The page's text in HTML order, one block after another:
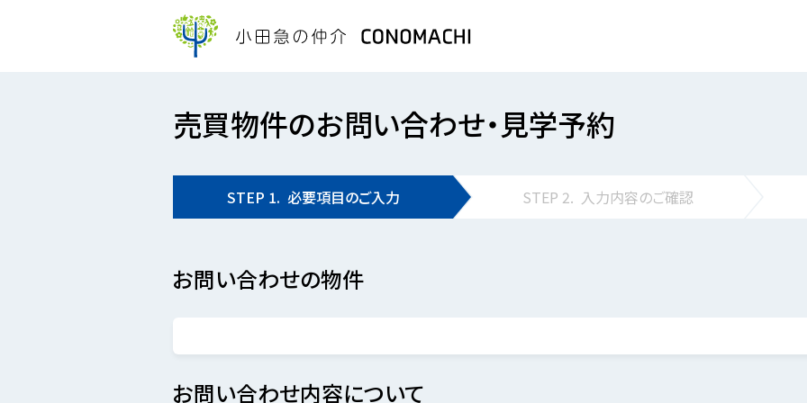
売買物件のお問い合わせ・見学予約
STEP 1. 必要項目のご入力 STEP 2. 入力内容のご確認
お問い合わせの物件
お問い合わせ内容について